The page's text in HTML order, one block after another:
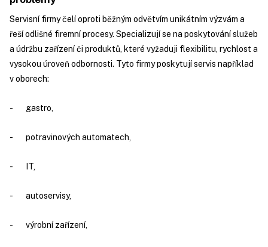
Servisní firmy čelí oproti běžným odvětvím unikátním výzvám a
řeší odlišné firemní procesy. Specializují se na poskytování služeb
a údržbu zařízení či produktů, které vyžaduji flexibilitu, rychlost a
vysokou úroveň odbornosti. Tyto firmy poskytují servis například
v oborech:
- gastro,
- potravinových automatech,
- IT,
- autoservisy,
- výrobní zařízení,